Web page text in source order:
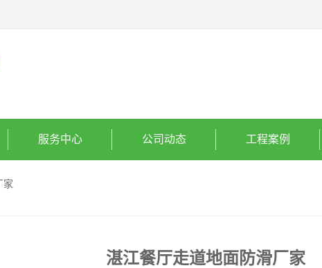
服务中心 公司动态 工程案例
家
湛江餐厅走道地面防滑厂家